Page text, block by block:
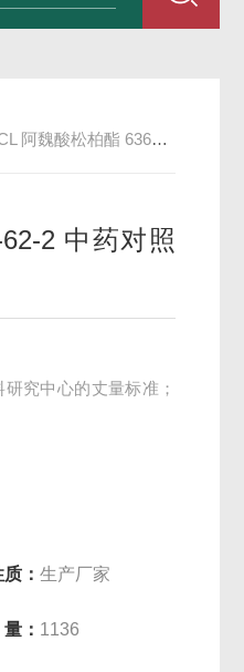
阿魏酸松柏酯 63644-62-2 中药对照品
2 中药对照
究中心的丈量标准；
质：生产厂家
： 1136